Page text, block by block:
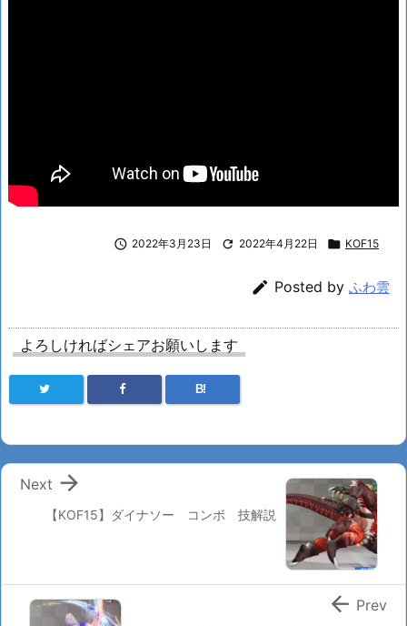
 2022年3月23日  2022年4月22日  KOF15
 Posted by ふわ雲
よろしければシェアお願いします
B!
【KOF15】ダイナソー コンボ 技解説

Next
 Prev